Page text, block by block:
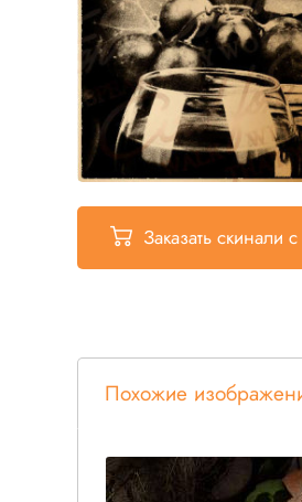
Заказать скинали
Похожие